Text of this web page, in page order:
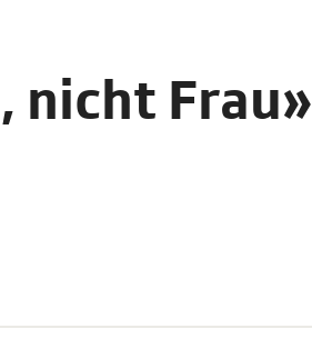
nicht Frau»